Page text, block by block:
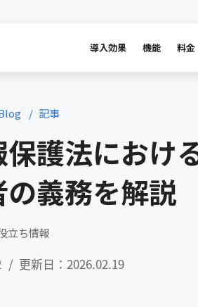
導入効果 機能 料金
記事
護法におけ
義務を解説
立ち情報
更新日：2026.02.19